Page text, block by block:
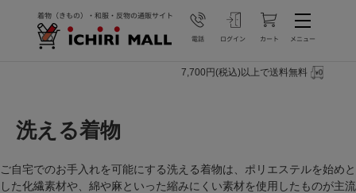
7,700円(税込)以上で送料無料
洗える着物
ご自宅でのお手入れを可能にする洗える着物は、ポリエステルを始めと
した化繊素材や、綿や麻といった縮みにくい素材を使用したものが主流